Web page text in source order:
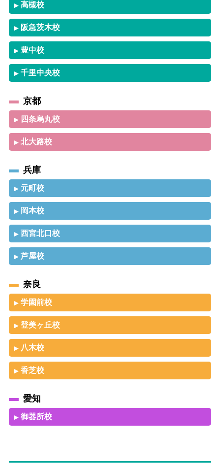
▶ 高槻校
▶ 阪急茨木校
▶ 豊中校
▶ 千里中央校
京都
▶ 四条烏丸校
▶ 北大路校
兵庫
▶ 元町校
▶ 岡本校
▶ 西宮北口校
▶ 芦屋校
奈良
▶ 学園前校
▶ 登美ヶ丘校
▶ 八木校
▶ 香芝校
愛知
▶ 御器所校